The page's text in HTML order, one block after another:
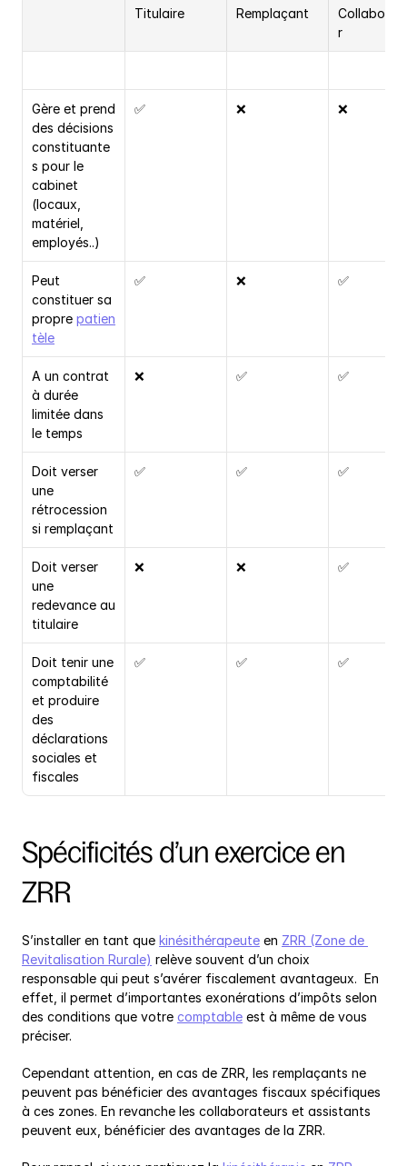
Titulaire Remplaçant
r
Gère et prend
des décisions
constituante
s pour le
cabinet
(locaux,
matériel,
employés..)
✅ ❌ ❌
Peut
constituer sa
propre patien
tèle
✅ ❌ ✅
A un contrat
à durée
limitée dans
le temps
❌ ✅ ✅
Doit verser
une
rétrocession
si remplaçant
✅ ✅ ✅
Doit verser
une
redevance au
titulaire
❌ ❌ ✅
Doit tenir une
comptabilité
et produire
des
déclarations
sociales et
fiscales
✅ ✅ ✅
Spécificités d’un exercice en
ZRR
S’installer en tant que kinésithérapeute en ZRR (Zone de
Revitalisation Rurale) relève souvent d’un choix
responsable qui peut s’avérer fiscalement avantageux.  En
effet, il permet d’importantes exonérations d’impôts selon
des conditions que votre comptable est à même de vous
préciser.
Cependant attention, en cas de ZRR, les remplaçants ne
peuvent pas bénéficier des avantages fiscaux spécifiques
à ces zones. En revanche les collaborateurs et assistants
peuvent eux, bénéficier des avantages de la ZRR.